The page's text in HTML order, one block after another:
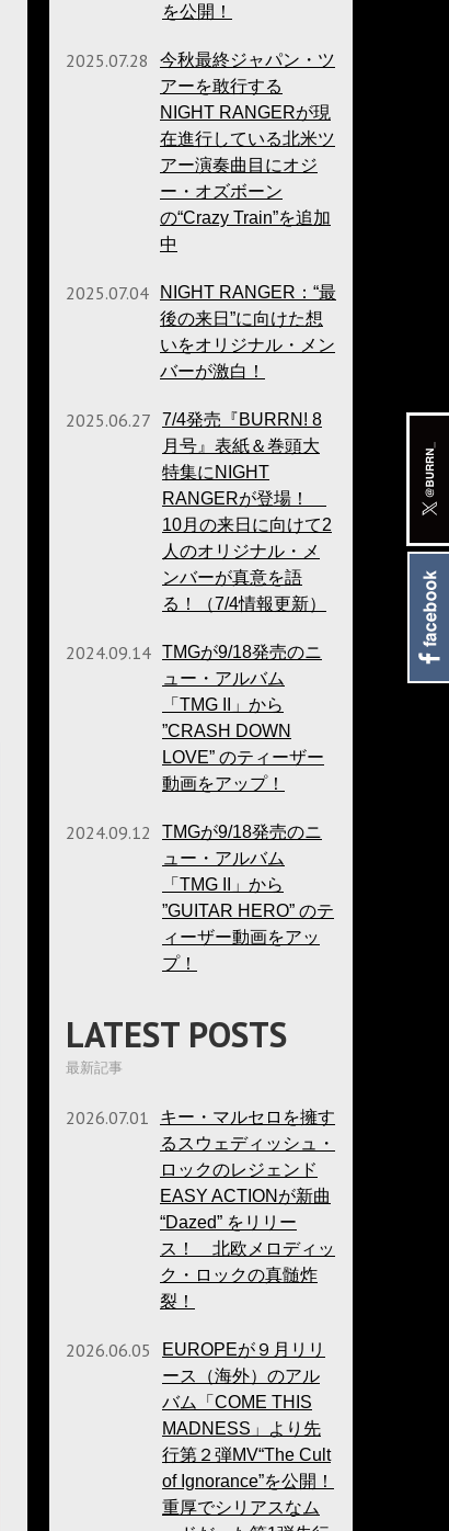
を公開！
2025.07.28
今秋最終ジャパン・ツ
アーを敢行する
NIGHT RANGERが現
在進行している北米ツ
アー演奏曲目にオジ
ー・オズボーン
の“Crazy Train”を追加
中
2025.07.04
NIGHT RANGER：“最
後の来日”に向けた想
いをオリジナル・メン
バーが激白！
2025.06.27
7/4発売『BURRN! 8
月号』表紙＆巻頭大
特集にNIGHT
RANGERが登場！
10月の来日に向けて2
人のオリジナル・メ
ンバーが真意を語
る！（7/4情報更新）
2024.09.14 TMGが9/18発売のニ
ュー・アルバム
「TMG II」から
”CRASH DOWN
LOVE” のティーザー
動画をアップ！
2024.09.12
TMGが9/18発売のニ
ュー・アルバム
「TMG II」から
”GUITAR HERO” のテ
ィーザー動画をアッ
プ！
LATEST POSTS
最新記事
2026.07.01
キー・マルセロを擁す
るスウェディッシュ・
ロックのレジェンド
EASY ACTIONが新曲
“Dazed” をリリー
ス！ 北欧メロディッ
ク・ロックの真髄炸
裂！
2026.06.05
EUROPEが９月リリ
ース（海外）のアル
バム「COME THIS
MADNESS」より先
行第２弾MV“The Cult
of Ignorance”を公開！
重厚でシリアスなム